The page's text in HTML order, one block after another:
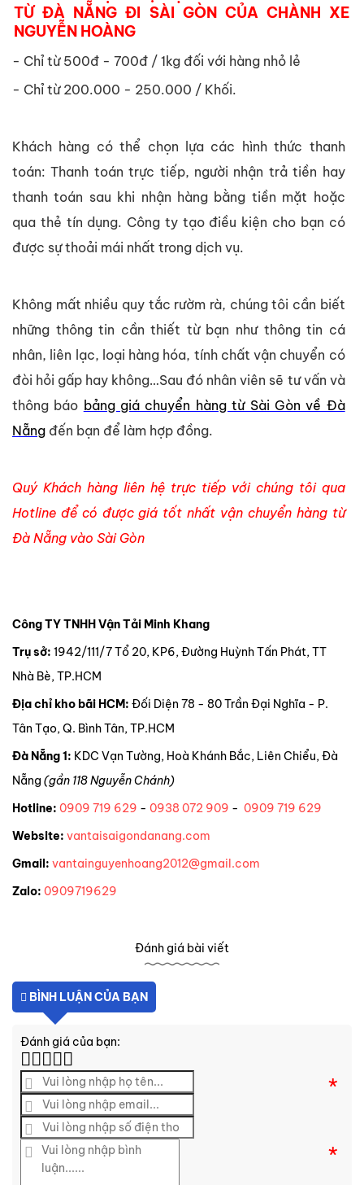
TỪ ĐÀ NẴNG ĐI SÀI GÒN CỦA CHÀNH XE
NGUYỄN HOÀNG
- Chỉ từ 500đ - 700đ / 1kg đối với hàng nhỏ lẻ
- Chỉ từ 200.000 - 250.000 / Khối.
Khách hàng có thể chọn lựa các hình thức thanh
toán: Thanh toán trực tiếp, người nhận trả tiền hay
thanh toán sau khi nhận hàng bằng tiền mặt hoặc
qua thẻ tín dụng. Công ty tạo điều kiện cho bạn có
được sự thoải mái nhất trong dịch vụ.
Không mất nhiều quy tắc rườm rà, chúng tôi cần biết
những thông tin cần thiết từ bạn như thông tin cá
nhân, liên lạc, loại hàng hóa, tính chất vận chuyển có
đòi hỏi gấp hay không…Sau đó nhân viên sẽ tư vấn và
thông báo bảng giá chuyển hàng từ Sài Gòn về Đà
Nẵng đến bạn để làm hợp đồng.
Quý Khách hàng liên hệ trực tiếp với chúng tôi qua
Hotline để có được giá tốt nhất vận chuyển hàng từ
Đà Nẵng vào Sài Gòn
Công TY TNHH Vận Tải Minh Khang
Trụ sở: 1942/111/7 Tổ 20, KP6, Đường Huỳnh Tấn Phát, TT
Nhà Bè, TP.HCM
Địa chỉ kho bãi HCM: Đối Diện 78 - 80 Trần Đại Nghĩa - P.
Tân Tạo, Q. Bình Tân, TP.HCM
Đà Nẵng 1: KDC Vạn Tường, Hoà Khánh Bắc, Liên Chiểu, Đà
Nẵng (gần 118 Nguyễn Chánh)
Hotline: 0909 719 629 - 0938 072 909 - 0909 719 629
Website: vantaisaigondanang.com
Gmail: vantainguyenhoang2012@gmail.com
Zalo: 0909719629
Đánh giá bài viết
BÌNH LUẬN CỦA BẠN
Đánh giá của bạn:
*
*